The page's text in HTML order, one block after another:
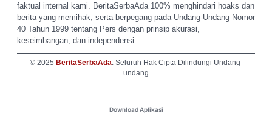
faktual internal kami. BeritaSerbaAda 100% menghindari hoaks dan
berita yang memihak, serta berpegang pada Undang-Undang Nomor
40 Tahun 1999 tentang Pers dengan prinsip akurasi,
keseimbangan, dan independensi.
© 2025 BeritaSerbaAda. Seluruh Hak Cipta Dilindungi Undang-
undang
Download Aplikasi